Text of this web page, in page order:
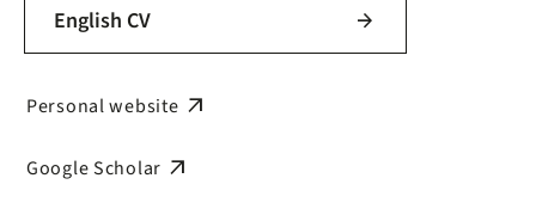
English CV arrow_forward
Personal website arrow_outward
Google Scholar arrow_outward